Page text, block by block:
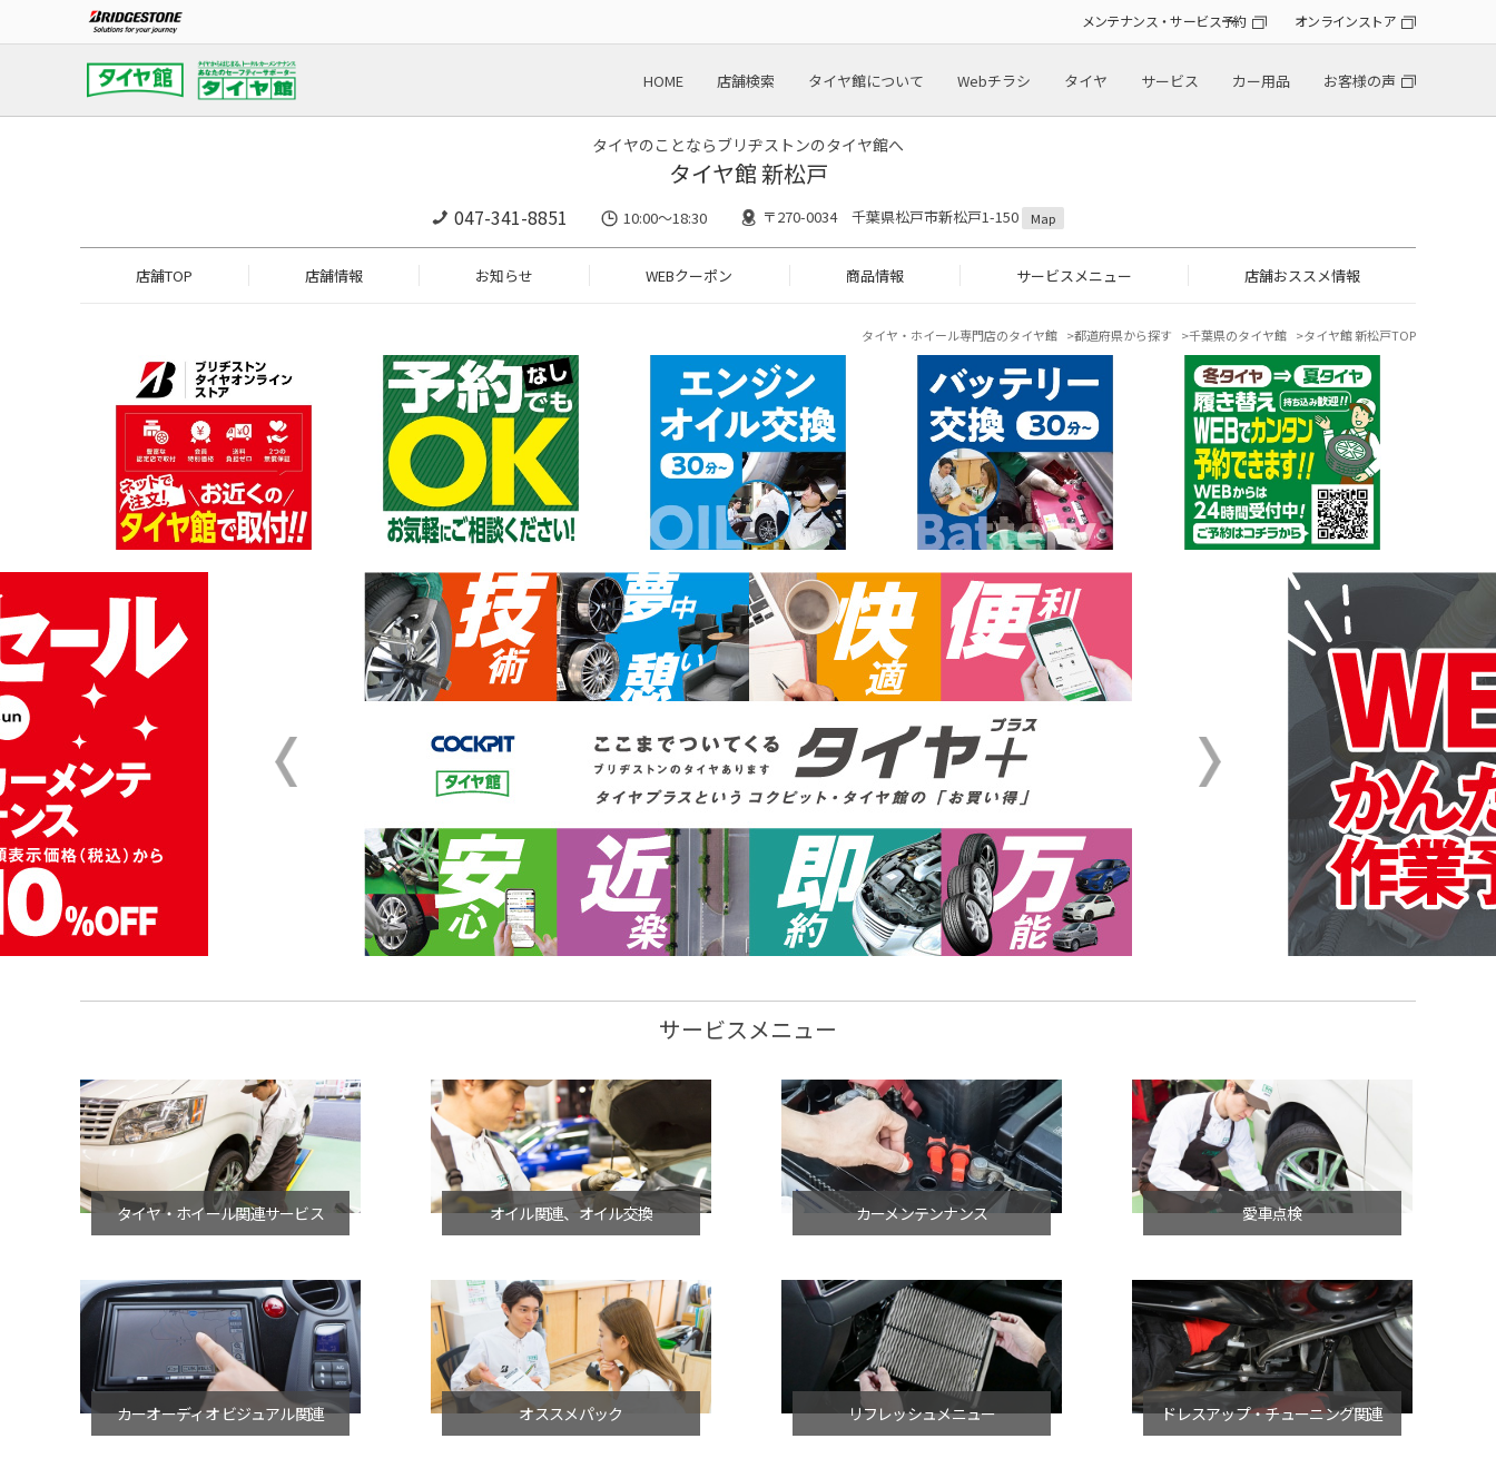
メンテナンス・サービス予約 オンラインストア
HOME 店舗検索 タイヤ館について Webチラシ タイヤ サービス カー用品 お客様の声
タイヤのことならブリヂストンのタイヤ館へ
タイヤ館 新松戸
047-341-8851 10:00～18:30 〒270-0034 千葉県松戸市新松戸1-150 Map
店舗TOP 店舗情報 お知らせ WEBクーポン 商品情報 サービスメニュー 店舗おススメ情報
タイヤ・ホイール専門店のタイヤ館 都道府県から探す 千葉県のタイヤ館 タイヤ館 新松戸TOP
サービスメニュー
タイヤ・ホイール関連サービス オイル関連、オイル交換 カーメンテンナンス 愛車点検
カーオーディオ ビジュアル関連 オススメパック リフレッシュメニュー ドレスアップ・チューニング関連